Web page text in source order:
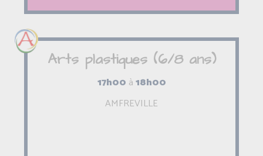
Arts plastiques (6/8 ans)
17h00 à18h00
AMFREVILLE